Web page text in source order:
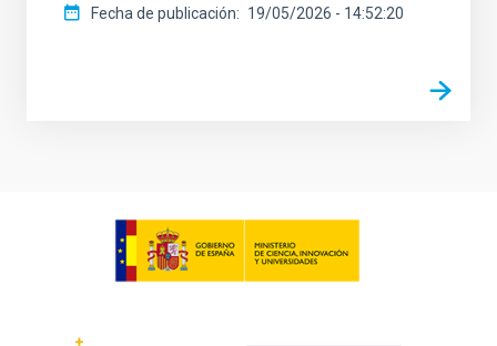
Fecha de publicación 19/05/2026 - 14:52:20